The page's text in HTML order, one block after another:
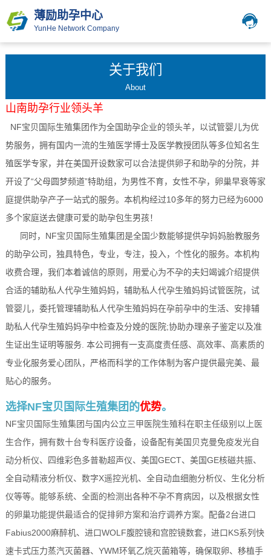
薄励助孕中心
YunHe Network Company
关于我们
About
山南助孕行业领头羊
NF宝贝国际生殖集团作为全国助孕企业的领头羊，以试管婴儿为优
势服务，拥有国内一流的生殖医学博士及医学教授团队等多位知名生
殖医学专家，并在美国开设数家可以合法提供卵子和助孕的分院，并
开设了“父母圆梦频道”特助组，为男性不育，女性不孕，卵巢早衰等家
庭提供助孕产子一站式的服务。本机构经过10多年的努力已经为6000
多个家庭送去健康可爱的助孕包生男孩！
同时，NF宝贝国际生殖集团是全国少数能够提供孕妈妈胎教服务
的助孕公司，独具特色，专业，专注，投入，个性化的服务。本机构
收费合理，我们本着诚信的原则，用爱心为不孕的夫妇竭诚介绍提供
合适的辅助私人代孕生殖妈妈，辅助私人代孕生殖妈妈试管医院，试
管婴儿，委托管理辅助私人代孕生殖妈妈在孕前孕中的生活、安排辅
助私人代孕生殖妈妈孕中检查及分娩的医院;协助办理亲子鉴定以及准
生证出生证明等服务. 本公司拥有一支高度责任感、高效率、高素质的
专业化服务爱心团队，严格而科学的工作体制为客户提供最完美、最
贴心的服务。
选择NF宝贝国际生殖集团的优势。
NF宝贝国际生殖集团与国内公立三甲医院生殖科在职主任级别以上医
生合作，拥有数十台专科医疗设备，设备配有美国贝克曼免疫发光自
动分析仪、四维彩色多普勒超声仪、美国GECT、美国GE核磁共振、
全自动精液分析仪、数字X遥控光机、全自动血细胞分析仪、生化分析
仪等等。能够系统、全面的检测出各种不孕不育病因，以及根据女性
的卵巢功能提供最适合的促排卵方案和治疗调养方案。配备2台进口
Fabius2000麻醉机、进口WOLF腹腔镜和宫腔镜数套，进口KS系列快
速卡式压力蒸汽灭菌器、YWM环氧乙烷灭菌箱等，确保取卵、移植手